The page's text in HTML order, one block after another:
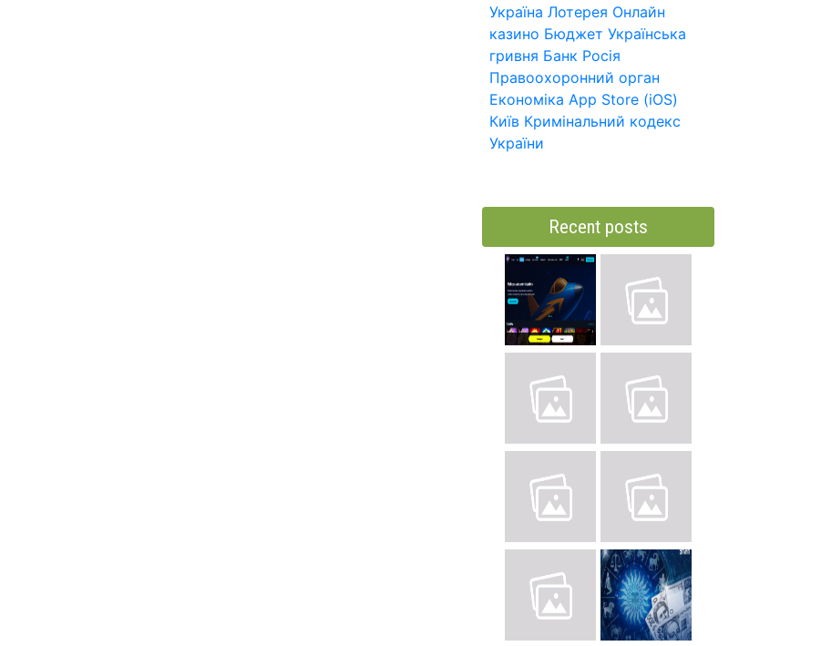
Україна Лотерея Онлайн
казино Бюджет Українська
гривня Банк Росія
Правоохоронний орган
Економіка App Store (iOS)
Київ Кримінальний кодекс
України
Recent posts